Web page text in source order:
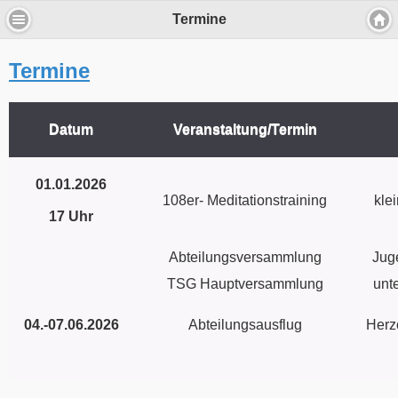
Wir verwenden Cookies, um Inhalte zu
personalisieren und die Zugriffe auf unsere
Durch die Nutzung unserer Dienste erklärst Du Dich mit dem
Einverstanden
Termine
Termine
Datum Veranstaltung/Termin
01.01.2026
17 Uhr
108er- Meditationstraining
Abteilungsversammlung
TSG Hauptversammlung
04.-07.06.2026 Abteilungsausflug